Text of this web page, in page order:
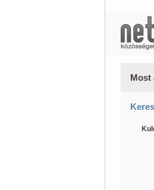
Most